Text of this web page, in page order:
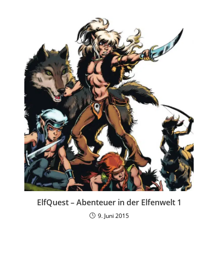
ElfQuest – Abenteuer in der Elfenwelt 1
9. Juni 2015